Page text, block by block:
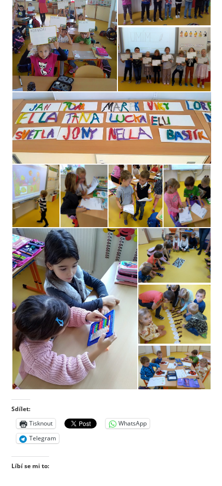
Sdílet:
Tisknout
WhatsApp
Telegram
Líbí se mi to: